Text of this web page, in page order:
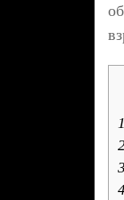
1
2
3
4